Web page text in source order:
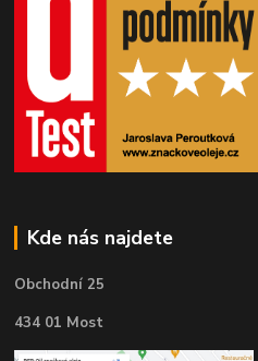
Kde nás najdete
Obchodní 25
434 01 Most